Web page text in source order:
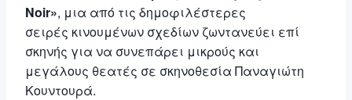
Noir», μια από τις δημοφιλέστερες
σειρές κινουμένων σχεδίων ζωντανεύει επί
σκηνής για να συνεπάρει μικρούς και
μεγάλους θεατές σε σκηνοθεσία Παναγιώτη
Κουντουρά.